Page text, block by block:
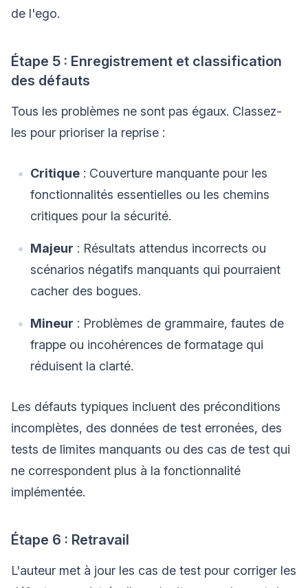
de l'ego.
Étape 5 : Enregistrement et classification
des défauts
Tous les problèmes ne sont pas égaux. Classez-
les pour prioriser la reprise :
Critique : Couverture manquante pour les
fonctionnalités essentielles ou les chemins
critiques pour la sécurité.
Majeur : Résultats attendus incorrects ou
scénarios négatifs manquants qui pourraient
cacher des bogues.
Mineur : Problèmes de grammaire, fautes de
frappe ou incohérences de formatage qui
réduisent la clarté.
Les défauts typiques incluent des préconditions
incomplètes, des données de test erronées, des
tests de limites manquants ou des cas de test qui
ne correspondent plus à la fonctionnalité
implémentée.
Étape 6 : Retravail
L'auteur met à jour les cas de test pour corriger les